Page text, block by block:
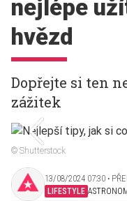
nejlépe
hvězd
Dopřejte si ten
zážitek
© Shutterstock
13/08/2024 07:30 ‧
LIFESTYLE